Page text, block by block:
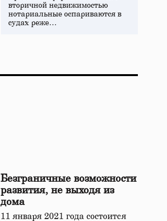
вторичной недвижимостью
нотариальные оспариваются в
судах реже…
Безграничные возможности
развития, не выходя из
дома
11 января 2021 года состоится